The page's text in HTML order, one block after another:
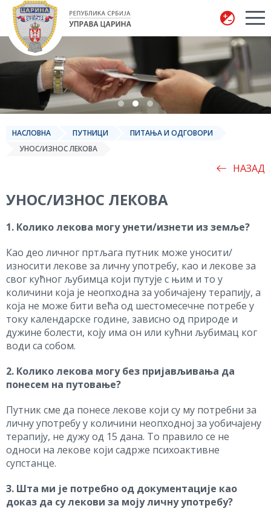
Управа царина
НАСЛОВНА ПУТНИЦИ
ПИТАЊА И ОДГОВОРИ
УНОС/ИЗНОС ЛЕКОВА
НАЗАД
УНОС/ИЗНОС ЛЕКОВА
1. Колико лекова могу унети/изнети из земље?
Као део личног пртљага путник може уносити/
износити лекове за личну употребу, као и лекове за
свог кућног љубимца који путује с њим и то у
количини која је неопходна за уобичајену терапију, a
која не може бити већа од шестомесечне потребе у
току календарске године, зависно од природе и
дужине болести, коју има он или кућни љубимац ког
води са собом.
2. Колико лекова могу без пријављивања да
понесем на путовање?
Путник сме да понесе лекове који су му потребни за
личну употребу у количини неопходној за уобичајену
терапију, не дужу од 15 дана. То правило се не
односи на лекове који садрже психоактивне
супстанце.
3. Шта ми је потребно од документације као
доказ да су лекови за моју личну употребу?